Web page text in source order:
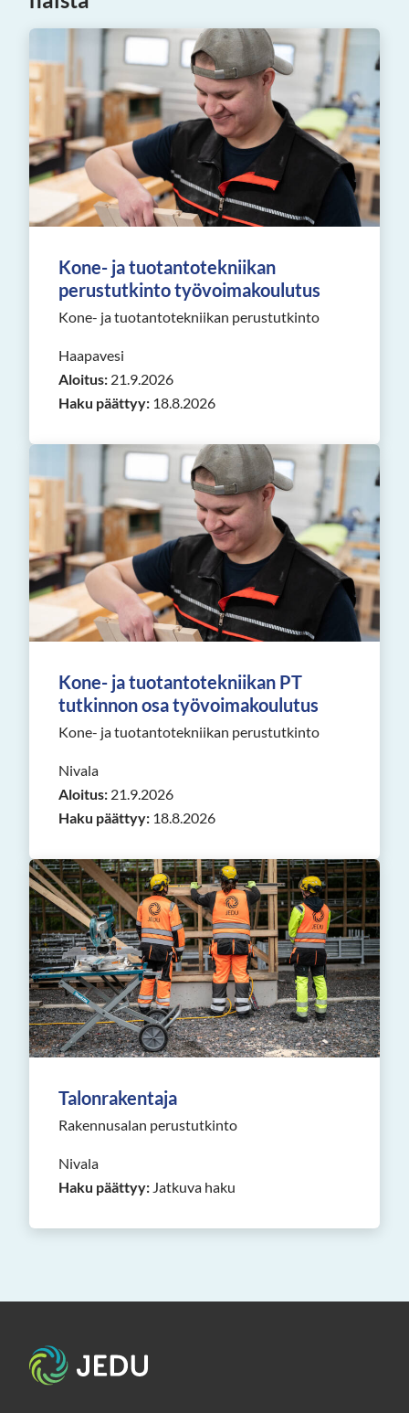
Kone- ja tuotantotekniikan
perustutkinto työvoimakoulutus
Kone- ja tuotantotekniikan perustutkinto
Haapavesi
Aloitus: 21.9.2026
Haku päättyy: 18.8.2026
Kone- ja tuotantotekniikan PT
tutkinnon osa työvoimakoulutus
Kone- ja tuotantotekniikan perustutkinto
Nivala
Aloitus: 21.9.2026
Haku päättyy: 18.8.2026
Talonrakentaja
Rakennusalan perustutkinto
Nivala
Haku päättyy: Jatkuva haku
Etusivu